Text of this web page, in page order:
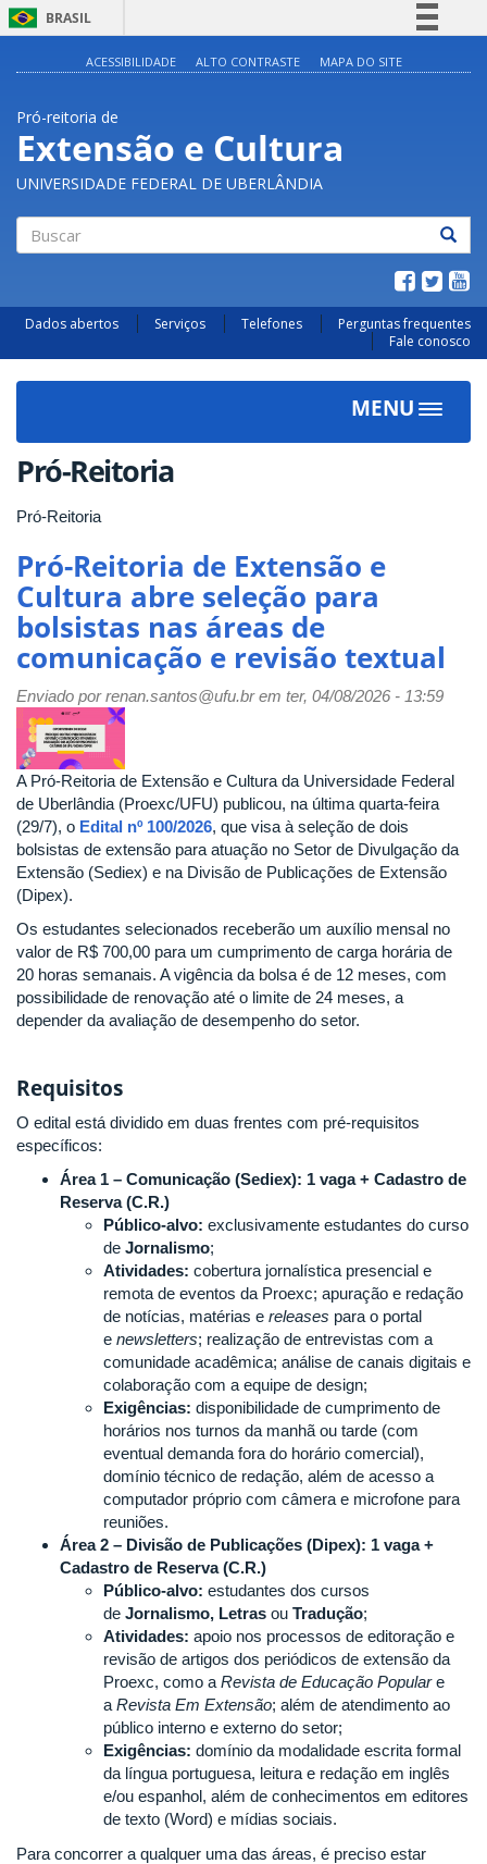
BRASIL
Acesso à informação
Legislação
Canais
ACESSIBILIDADE ALTO CONTRASTE MAPA DO SITE
Pró-reitoria de
Extensão e Cultura
UNIVERSIDADE FEDERAL DE UBERLÂNDIA
Dados abertos Serviços Telefones
Perguntas frequentes
Fale conosco
MENU
Toggle
Pró-Reitoria
Pró-Reitoria
Pró-Reitoria de Extensão e
Cultura abre seleção para
bolsistas nas áreas de
comunicação e revisão textual
Enviado porrenan.santos@ufu.brem ter, 04/08/2026 - 13:59
A Pró-Reitoria de Extensão e Cultura da Universidade Federal
de Uberlândia (Proexc/UFU) publicou, na última quarta-feira
(29/7), o Edital nº 100/2026, que visa à seleção de dois
bolsistas de extensão para atuação no Setor de Divulgação da
Extensão (Sediex) e na Divisão de Publicações de Extensão
(Dipex).
Os estudantes selecionados receberão um auxílio mensal no
valor de R$ 700,00 para um cumprimento de carga horária de
20 horas semanais. A vigência da bolsa é de 12 meses, com
possibilidade de renovação até o limite de 24 meses, a
depender da avaliação de desempenho do setor.
Requisitos
O edital está dividido em duas frentes com pré-requisitos
específicos:
Área 1 – Comunicação (Sediex): 1 vaga + Cadastro de
Reserva (C.R.)
Público-alvo: exclusivamente estudantes do curso
de Jornalismo;
Atividades: cobertura jornalística presencial e
remota de eventos da Proexc; apuração e redação
de notícias, matérias e releases para o portal
e newsletters; realização de entrevistas com a
comunidade acadêmica; análise de canais digitais e
colaboração com a equipe de design;
Exigências: disponibilidade de cumprimento de
horários nos turnos da manhã ou tarde (com
eventual demanda fora do horário comercial),
domínio técnico de redação, além de acesso a
computador próprio com câmera e microfone para
reuniões.
Área 2 – Divisão de Publicações (Dipex): 1 vaga +
Cadastro de Reserva (C.R.)
Público-alvo: estudantes dos cursos
de Jornalismo, Letras ou Tradução;
Atividades: apoio nos processos de editoração e
revisão de artigos dos periódicos de extensão da
Proexc, como a Revista de Educação Populare
a Revista Em Extensão; além de atendimento ao
público interno e externo do setor;
Exigências: domínio da modalidade escrita formal
da língua portuguesa, leitura e redação em inglês
e/ou espanhol, além de conhecimentos em editores
de texto (Word) e mídias sociais.
Para concorrer a qualquer uma das áreas, é preciso estar